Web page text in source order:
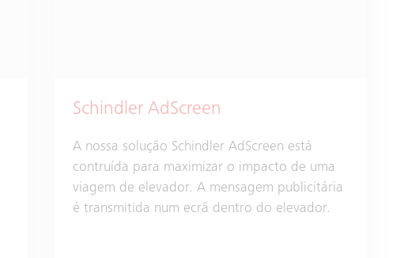
Schindler AdScreen
A nossa solução Schindler AdScreen está
contruída para maximizar o impacto de uma
viagem de elevador. A mensagem publicitária
é transmitida num ecrã dentro do elevador.